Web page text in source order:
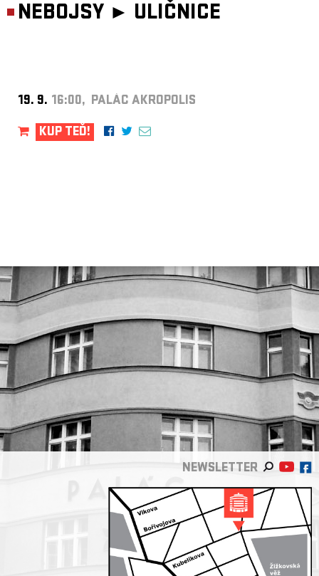
NEBOJSY ► ULIČNICE
19. 9. 16:00, PALÁC AKROPOLIS
KUP TEĎ!
NEWSLETTER